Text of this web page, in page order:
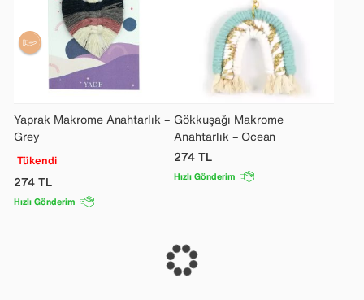
Yaprak Makrome Anahtarlık –
Grey
Tükendi
274TL
Hızlı Gönderim
Gökkuşağı Makrome
Anahtarlık – Ocean
274TL
Hızlı Gönderim